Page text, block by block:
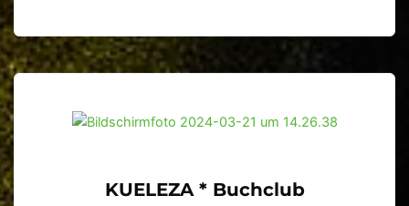
KUELEZA * Buchclub